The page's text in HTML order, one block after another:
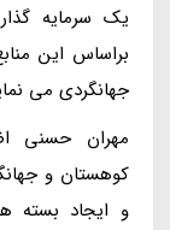
یک سرمایه
براساس این
جهانگردی می
مهران حسنی
کوهستان و
و ایجاد بسته